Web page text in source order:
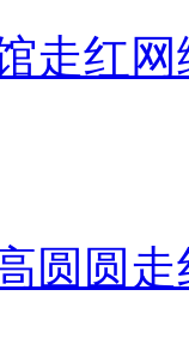
走红网
圆圆走